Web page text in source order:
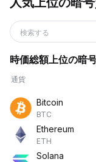
検索する
時価総額上位の暗
通貨
Bitcoin
BTC
Ethereum
ETH
Solana